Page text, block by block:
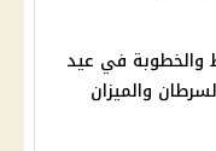
والخطوبة في عيد
والميزان